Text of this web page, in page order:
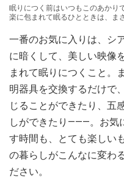
眠りにつく前はいつもこのあかり
楽に包まれて眠るひとときは、ま
一番のお気に入りは、シ
に暗くして、美しい映像
まれて眠りにつくこと。
明器具を交換するだけで
じることができたり、五
しができたり―――。お気
す時間も、とても楽しい
の暮らしがこんなに変わ
ださい。